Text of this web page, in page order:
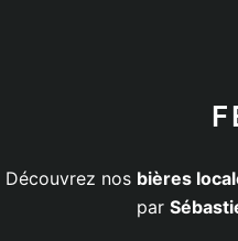
Découvrez nos bières
par